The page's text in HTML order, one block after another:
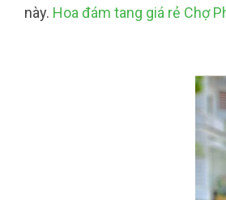
này. Hoa đám tang giá rẻ Chợ